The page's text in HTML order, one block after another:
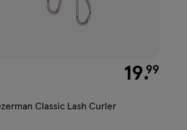
€ 19.99
19.99
Classic Lash Curler